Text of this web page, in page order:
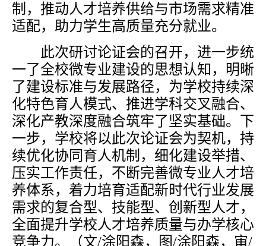
制，推动人才培养供给与市场需求精准
适配，助力学生高质量充分就业。
此次研讨论证会的召开，进一步统
一了全校微专业建设的思想认知，明晰
了建设标准与发展路径，为学校持续深
化特色育人模式、推进学科交叉融合、
深化产教深度融合筑牢了坚实基础。下
一步，学校将以此次论证会为契机，持
续优化协同育人机制，细化建设举措、
压实工作责任，不断完善微专业人才培
养体系，着力培育适配新时代行业发展
需求的复合型、技能型、创新型人才，
全面提升学校人才培养质量与办学核心
竞争力。（文/涂阳森，图/涂阳森，审/